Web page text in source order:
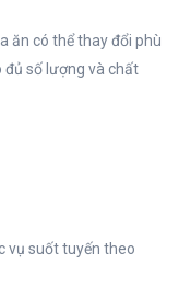
ăn có thể thay đổi phù
đủ số lượng và chất
vụ suốt tuyến theo